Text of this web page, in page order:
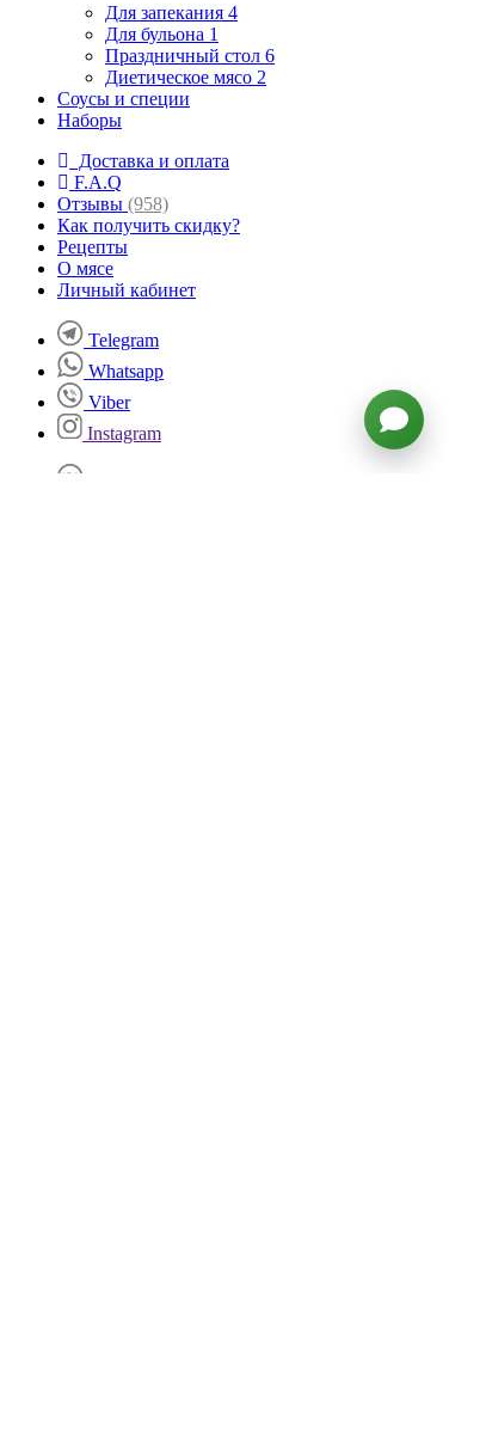
Для запекания 4
Для бульона 1
Праздничный стол 6
Диетическое мясо 2
Соусы и специи
Наборы
Доставка и оплата
F.A.Q
Отзывы (958)
Как получить скидку?
Рецепты
О мясе
Личный кабинет
Telegram
Whatsapp
Viber
Instagram